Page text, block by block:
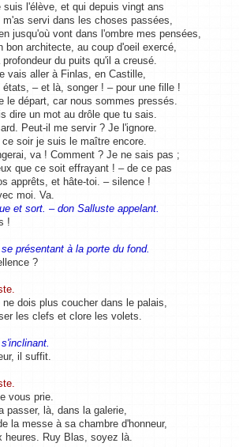
suis l'élève, et qui depuis vingt ans
m'as servi dans les choses passées,
jusqu'où vont dans l'ombre mes pensées,
bon architecte, au coup d'oeil exercé,
du puits qu'il a creusé.
vais aller à Finlas, en Castille,
états, – et là, songer ! – pour une fille !
le départ, car nous sommes pressés.
dire un mot au drôle que tu sais.
Peut-il me servir ? Je l'ignore.
soir je suis le maître encore.
va ! Comment ? Je ne sais pas ;
que ce soit effrayant ! – de ce pas
apprêts, et hâte-toi. – silence !
moi. Va.
et sort. – don Salluste appelant.
!
se présentant à la porte du fond.
?
dois plus coucher dans le palais,
les clefs et clore les volets.
s'inclinant.
il suffit.
vous prie.
passer, là, dans la galerie,
la messe à sa chambre d'honneur,
heures. Ruy Blas, soyez là.